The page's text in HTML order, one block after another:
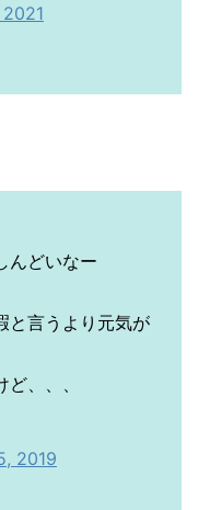
んどいなー
と言うより元気が
、、、
2019